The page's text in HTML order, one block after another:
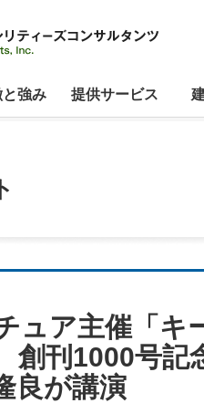
強み 提供サービス
ュア主催「キ
刊1000号記
良が講演